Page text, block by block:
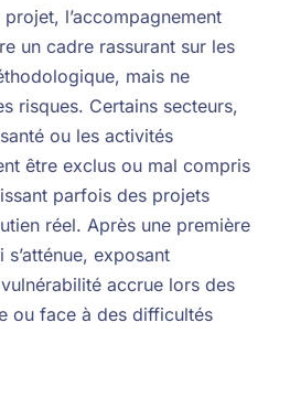
l’accompagnement
un cadre rassurant sur les
mais ne
risques. Certains secteurs,
ou les activités
être exclus ou mal compris
parfois des projets
réel. Après une première
s’atténue, exposant
accrue lors des
ou face à des difficultés